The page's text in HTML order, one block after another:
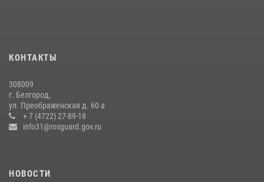
боксу
Росгвардейцы провели урок безопасности для воспитанников
Старооскольского военно-патриотического клуба
10 июля 2026, 06:30
КОНТАКТЫ
308009
г. Белгород,
ул. Преображенская д. 60 а
+ 7 (4722) 27-89-18
info31@rosguard.gov.ru
НОВОСТИ